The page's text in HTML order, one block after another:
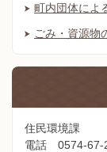
町内団体によ
ごみ・資源物
住民環境課
電話 0574-67-